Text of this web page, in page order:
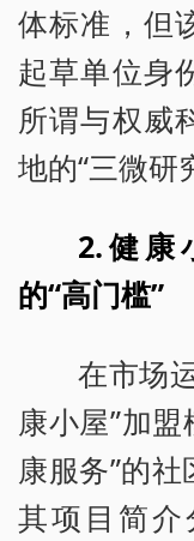
体标准，但
起草单位身
所谓与权威
地的“三微研
2.健康
的“高门槛”
在市场
康小屋”加
康服务”的
其项目简